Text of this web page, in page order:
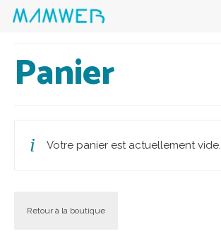
Panier
Votre panier est actuellement vide.
Retour à la boutique